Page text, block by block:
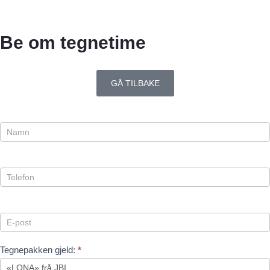
Be om tegnetime
GÅ TILBAKE
Tegnepakken gjeld: *